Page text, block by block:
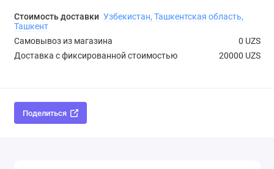
Стоимость доставки Узбекистан, Ташкентская область,
Ташкент
Самовывоз из магазина
0 UZS
Доставка с фиксированной стоимостью
20000 UZS
Поделиться